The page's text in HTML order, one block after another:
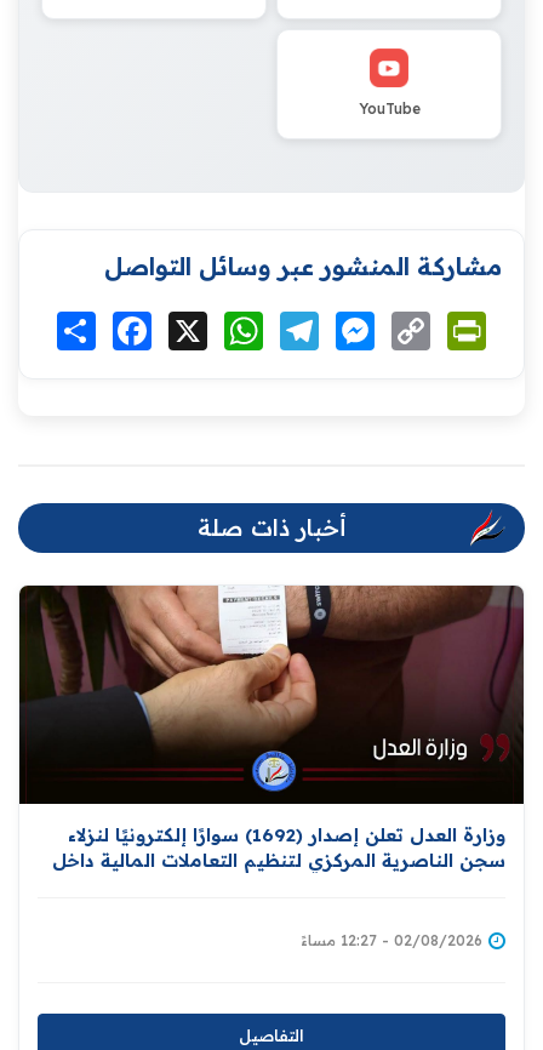
YouTube
مشاركة المنشور عبر وسائل التواصل
انشر Facebook WhatsAppTelegramMessenger
Copy
Link
أخبار ذات صلة
وزارة العدل تعلن إصدار (1692) سوارًا إلكترونيًا لنزلاء
سجن الناصرية المركزي لتنظيم التعاملات المالية داخل
02/08/2026 - 12:27 مساءً
التفاصيل